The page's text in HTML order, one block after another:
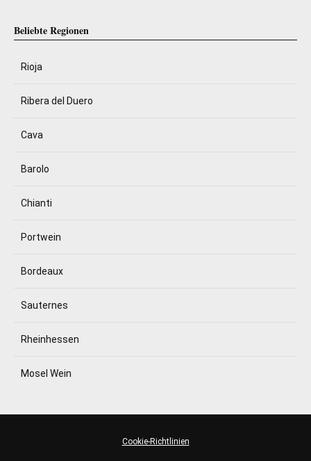
Beliebte Regionen
Rioja
Ribera del Duero
Cava
Barolo
Chianti
Portwein
Bordeaux
Sauternes
Rheinhessen
Mosel Wein
Cookie-Richtlinien